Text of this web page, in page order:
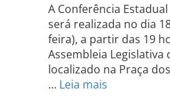
A Conferência
será realizada no dia
feira), a partir das 19
Assembleia Legislativa
localizado na Praça
… Leia mais